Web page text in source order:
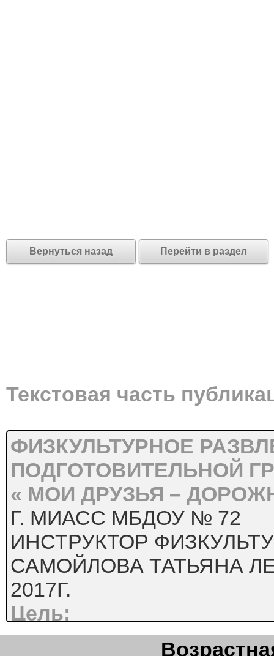
Вернуться назад Перейти в раздел
Текстовая часть
ФИЗКУЛЬТУРНОЕ
ПОДГОТОВИТЕЛЬНОЙ
« МОИ ДРУЗЬЯ –
Г. МИАСС МБДОУ № 72
ИНСТРУКТОР
САМОЙЛОВА ТАТЬЯНА
2017Г.
Цель:
